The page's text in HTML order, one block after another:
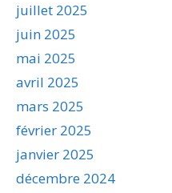
juillet 2025
juin 2025
mai 2025
avril 2025
mars 2025
février 2025
janvier 2025
décembre 2024